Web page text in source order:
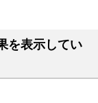
を表示してい